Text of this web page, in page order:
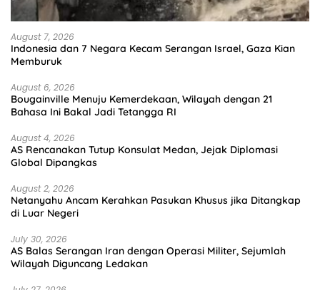
August 7, 2026
Indonesia dan 7 Negara Kecam Serangan Israel, Gaza Kian
Memburuk
August 6, 2026
Bougainville Menuju Kemerdekaan, Wilayah dengan 21
Bahasa Ini Bakal Jadi Tetangga RI
August 4, 2026
AS Rencanakan Tutup Konsulat Medan, Jejak Diplomasi
Global Dipangkas
August 2, 2026
Netanyahu Ancam Kerahkan Pasukan Khusus jika Ditangkap
di Luar Negeri
July 30, 2026
AS Balas Serangan Iran dengan Operasi Militer, Sejumlah
Wilayah Diguncang Ledakan